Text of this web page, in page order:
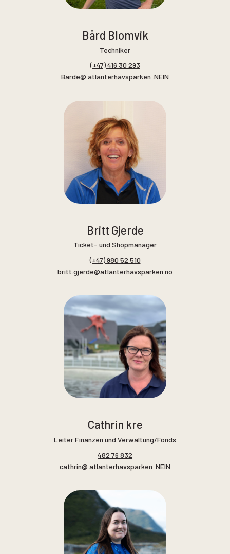
Bård Blomvik
Techniker
(+47) 416 30 293
Barde@ atlanterhavsparken .NEIN
Britt Gjerde
Ticket- und Shopmanager
(+47) 980 52 510
britt.gjerde@atlanterhavsparken.no
Cathrin kre
Leiter Finanzen und Verwaltung/Fonds
482 76 832
cathrin@ atlanterhavsparken .NEIN